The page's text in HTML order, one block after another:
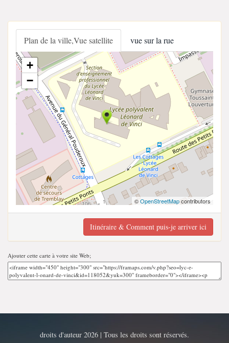
Plan de la ville,Vue satellite vue sur la rue
+
−
©OpenStreetMapcontributors
Itinéraire & Comment puis-je arriver ici
Ajouter cette carte à votre site Web;
droits d'auteur 2026 | Tous les droits sont réservés.